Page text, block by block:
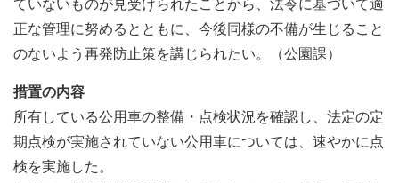
ていないものが見受けられたことから、法令に基づいて適
正な管理に努めるとともに、今後同様の不備が生じること
のないよう再発防止策を講じられたい。（公園課）
措置の内容
所有している公用車の整備・点検状況を確認し、法定の定
期点検が実施されていない公用車については、速やかに点
検を実施した。